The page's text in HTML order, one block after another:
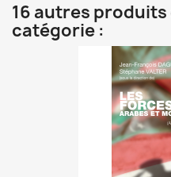
16 autres produits
catégorie :